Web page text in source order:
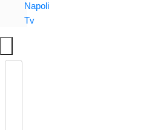
Napoli
Tv